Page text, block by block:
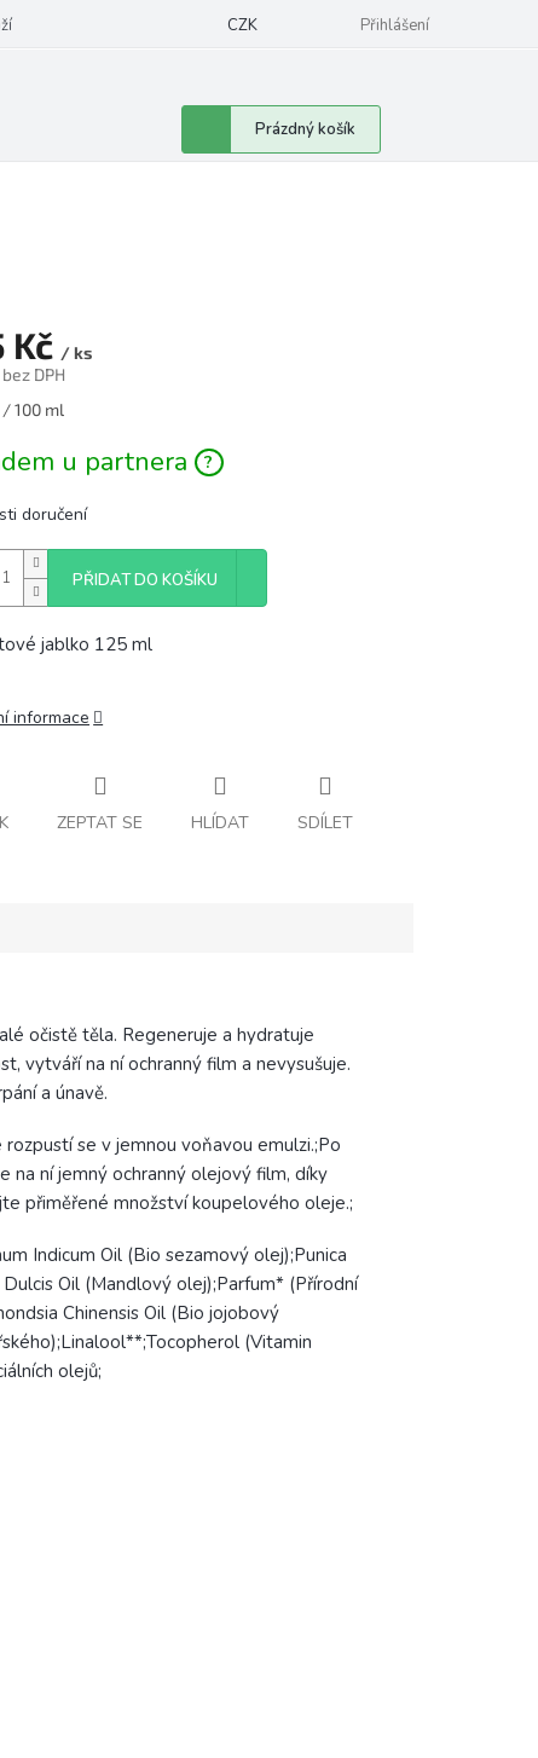
CZK Přihlášení
Nákupní
košík
Prázdný košík
Kč / ks
DPH
/ 100 ml
u partnera
doručení
PŘIDAT DO KOŠÍKU
jablko 125 ml
informace
ZEPTAT SE HLÍDAT SDÍLET
očistě těla. Regeneruje a hydratuje
vytváří na ní ochranný film a nevysušuje.
a únavě.
se v jemnou voňavou emulzi.;Po
na ní jemný ochranný olejový film, díky
přiměřené množství koupelového oleje.;
Indicum Oil (Bio sezamový olej);Punica
Oil (Mandlový olej);Parfum* (Přírodní
Chinensis Oil (Bio jojobový
(Vitamin
olejů;